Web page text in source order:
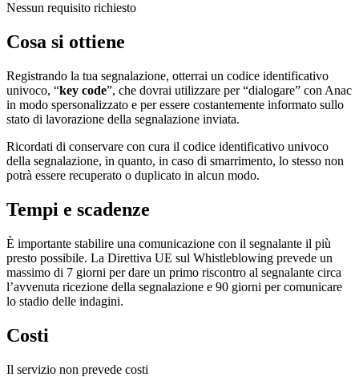
Nessun requisito richiesto
Cosa si ottiene
Registrando la tua segnalazione, otterrai un codice identificativo
univoco, “key code”, che dovrai utilizzare per “dialogare” con Anac
in modo spersonalizzato e per essere costantemente informato sullo
stato di lavorazione della segnalazione inviata.
Ricordati di conservare con cura il codice identificativo univoco
della segnalazione, in quanto, in caso di smarrimento, lo stesso non
potrà essere recuperato o duplicato in alcun modo.
Tempi e scadenze
È importante stabilire una comunicazione con il segnalante il più
presto possibile. La Direttiva UE sul Whistleblowing prevede un
massimo di 7 giorni per dare un primo riscontro al segnalante circa
l’avvenuta ricezione della segnalazione e 90 giorni per comunicare
lo stadio delle indagini.
Costi
Il servizio non prevede costi